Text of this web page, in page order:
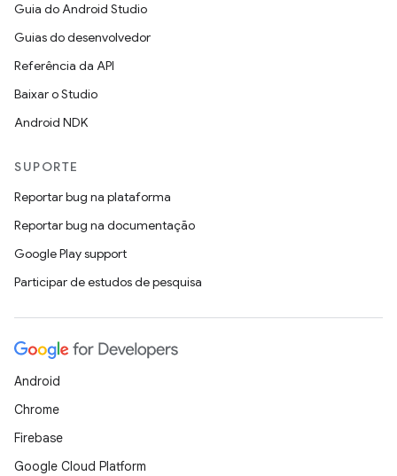
Guia do Android Studio
Guias do desenvolvedor
Referência da API
Baixar o Studio
Android NDK
SUPORTE
Reportar bug na plataforma
Reportar bug na documentação
Google Play support
Participar de estudos de pesquisa
Android
Chrome
Firebase
Google Cloud Platform